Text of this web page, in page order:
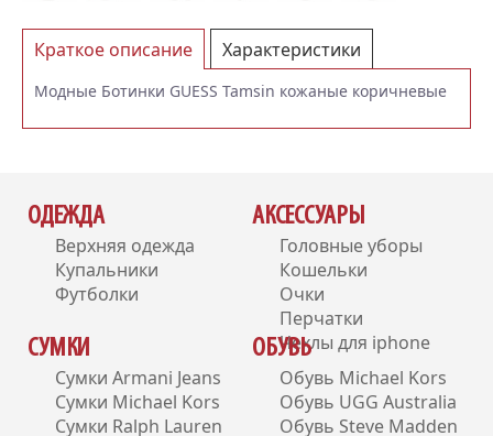
Краткое описание
Модные Ботинки GUESS Tamsin кожаные коричневые
Характеристики
Отзывы (0)
ОДЕЖДА
Верхняя одежда
Купальники
Футболки
АКСЕССУАРЫ
Головные уборы
Кошельки
Очки
Перчатки
Чехлы для iphone
СУМКИ
Сумки Armani Jeans
Сумки Michael Kors
Сумки Ralph Lauren
ОБУВЬ
Обувь Michael Kors
Обувь UGG Australia
Обувь Steve Madden